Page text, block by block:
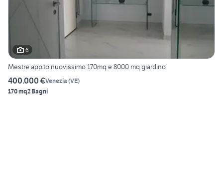
6
Mestre app.to nuovissimo 170mq e 8000 mq giardino
400.000 €Venezia (VE)
170 mq2 Bagni